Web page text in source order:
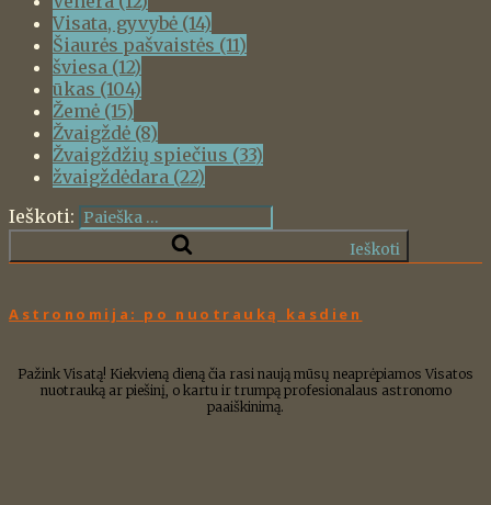
Visata, gyvybė (14)
Šiaurės pašvaistės (11)
šviesa (12)
ūkas (104)
Žemė (15)
Žvaigždė (8)
Žvaigždžių spiečius (33)
žvaigždėdara (22)
Ieškoti:
Ieškoti
Astronomija: po nuotrauką kasdien
Pažink Visatą! Kiekvieną dieną čia rasi naują mūsų neaprėpiamos Visatos
nuotrauką ar piešinį, o kartu ir trumpą profesionalaus astronomo
paaiškinimą.